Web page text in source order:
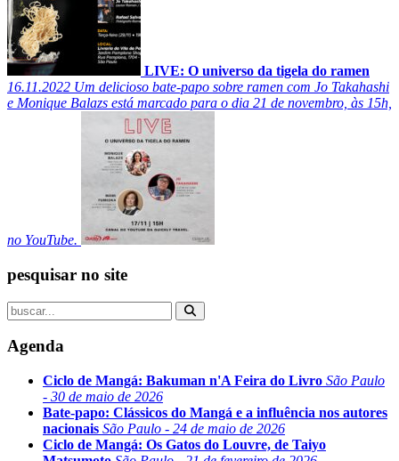
LIVE: O universo da tigela do ramen
16.11.2022 Um delicioso bate-papo sobre ramen com Jo Takahashi
e Monique Balazs está marcado para o dia 21 de novembro, às 15h,
no YouTube.
pesquisar no site
Agenda
Ciclo de Mangá: Bakuman n'A Feira do Livro São Paulo
- 30 de maio de 2026
Bate-papo: Clássicos do Mangá e a influência nos autores
nacionais São Paulo - 24 de maio de 2026
Ciclo de Mangá: Os Gatos do Louvre, de Taiyo